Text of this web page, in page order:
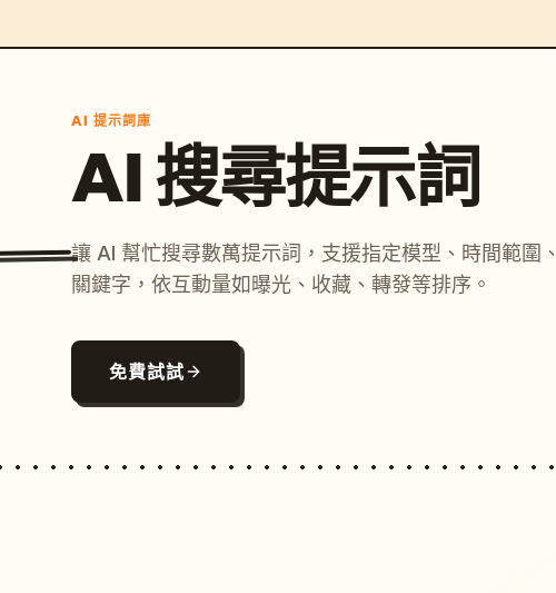
AI 提示詞庫
AI 搜尋提示詞
讓 AI 幫忙搜尋數萬提示詞，支援指定模型、時間範圍、
關鍵字，依互動量如曝光、收藏、轉發等排序。
免費試試